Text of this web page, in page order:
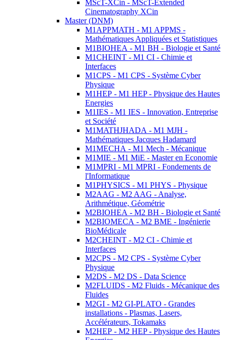
MScT-XCin - MScT-Extended
Cinematography XCin
Master (DNM)
M1APPMATH - M1 APPMS -
Mathématiques Appliquées et Statistiques
M1BIOHEA - M1 BH - Biologie et Santé
M1CHEINT - M1 CI - Chimie et
Interfaces
M1CPS - M1 CPS - Système Cyber
Physique
M1HEP - M1 HEP - Physique des Hautes
Energies
M1IES - M1 IES - Innovation, Entreprise
et Société
M1MATHJHADA - M1 MJH -
Mathématiques Jacques Hadamard
M1MECHA - M1 Mech - Mécanique
M1MIE - M1 MiE - Master en Economie
M1MPRI - M1 MPRI - Fondements de
l'Informatique
M1PHYSICS - M1 PHYS - Physique
M2AAG - M2 AAG - Analyse,
Arithmétique, Géométrie
M2BIOHEA - M2 BH - Biologie et Santé
M2BIOMECA - M2 BME - Ingénierie
BioMédicale
M2CHEINT - M2 CI - Chimie et
Interfaces
M2CPS - M2 CPS - Système Cyber
Physique
M2DS - M2 DS - Data Science
M2FLUIDS - M2 Fluids - Mécanique des
Fluides
M2GI - M2 GI-PLATO - Grandes
installations - Plasmas, Lasers,
Accélérateurs, Tokamaks
M2HEP - M2 HEP - Physique des Hautes